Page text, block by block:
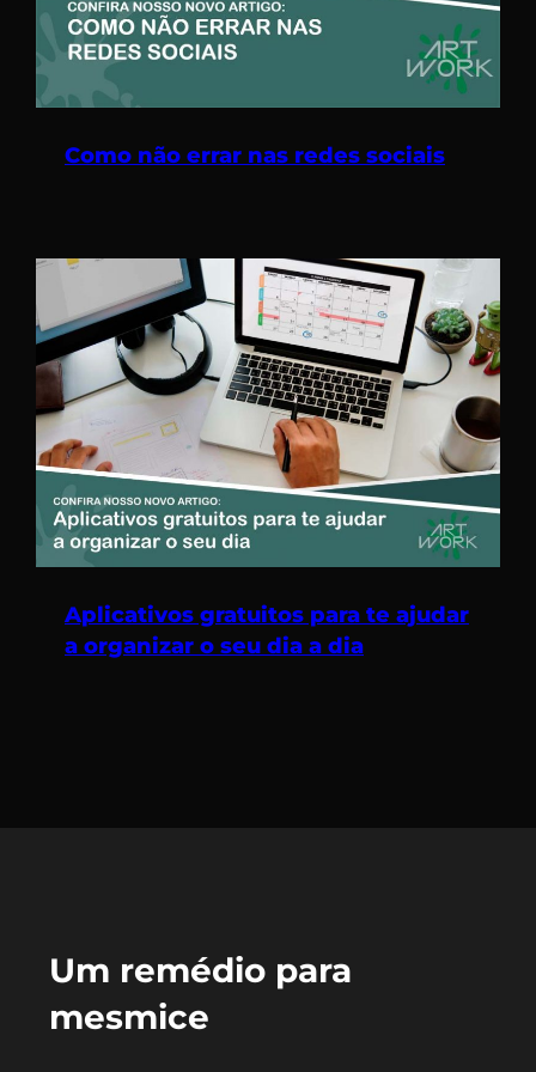
Como não errar nas redes sociais
Aplicativos gratuitos para te ajudar
a organizar o seu dia a dia
Um remédio para
mesmice